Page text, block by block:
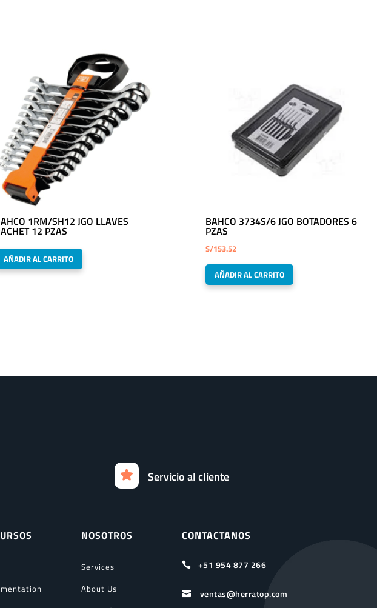
1RM/SH12 JGO LLAVES
12 PZAS
AÑADIR AL CARRITO
BAHCO 3734S/6 JGO BOTADORES 6
PZAS
S/153.52
AÑADIR AL CARRITO
Servicio al cliente
NOSOTROS
Services
About Us
CONTACTANOS
 +51 954 877 266
 ventas@herratop.com